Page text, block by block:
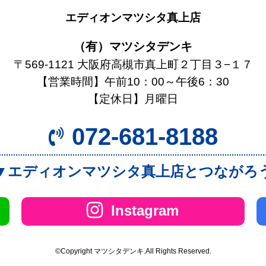
エディオンマツシタ真上店
（有）マツシタデンキ
〒569-1121 大阪府高槻市真上町２丁目３−１７
【営業時間】午前10：00～午後6：30
【定休日】月曜日
072-681-8188
ディオンマツシタ真上店とつながろ
Instagram
©Copyright マツシタデンキ.All Rights Reserved.